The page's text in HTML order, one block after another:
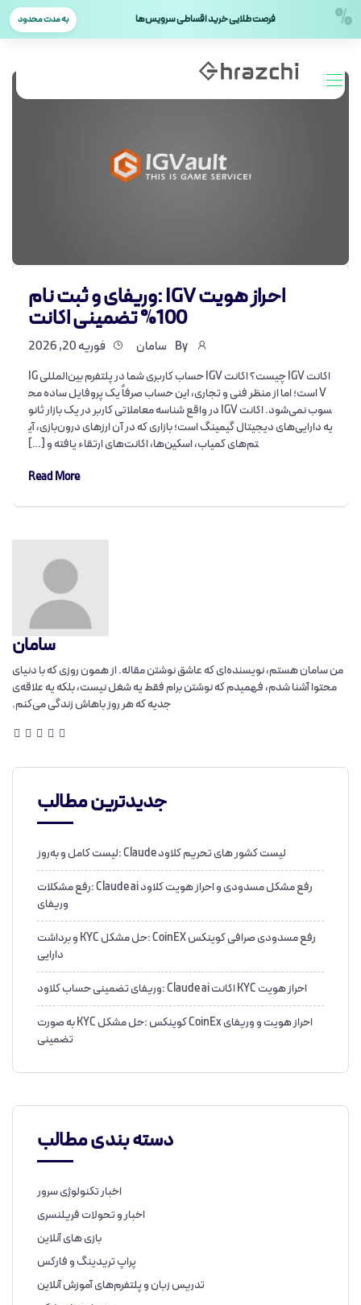
% فرصت طلایی خرید اقساطی سرویس‌ها به مدت محدود
احراز هویت IGV :وریفای و ثبت نام
100% تضمینی اکانت
سامان فوریه 20, 2026
اکانت IGV چیست؟ اکانت IGV حساب کاربری شما در پلتفرم بین‌المللی IG
V است؛ اما از منظر فنی و تجاری، این حساب صرفاً یک پروفایل ساده مح
سوب نمی‌شود. اکانت IGV در واقع شناسه معاملاتی کاربر در یک بازار ثانو
یه دارایی‌های دیجیتال گیمینگ است؛ بازاری که در آن ارزهای درون‌بازی، آی
تم‌های کمیاب، اسکین‌ها، اکانت‌های ارتقاء یافته و […]
Read More
سامان
من سامان هستم، نویسنده‌ای که عاشق نوشتن مقاله‌. از همون روزی که با دنیای
محتوا آشنا شدم، فهمیدم که نوشتن برام فقط یه شغل نیست، بلکه یه علاقه‌ی
جدیه که هر روز باهاش زندگی می‌کنم.
جدیدترین مطالب
لیست کشور های تحریم کلاود Claude :لیست کامل و به‌روز
رفع مشکل مسدودی و احراز هویت کلاود Claude ai :رفع مشکلات
وریفای
رفع مسدودی صرافی کوینکس CoinEX :حل مشکل KYC و برداشت
دارایی
احراز هویت KYC اکانت Claude ai :وریفای تضمینی حساب کلاود
احراز هویت و وریفای CoinEx کوینکس :حل مشکل KYC به صورت
تضمینی
دسته بندی مطالب
اخبار تکنولوژی سرور
اخبار و تحولات فریلنسری
بازی های آنلاین
پراپ تریدینگ و فارکس
تدریس زبان و پلتفرم‌های آموزش آنلاین